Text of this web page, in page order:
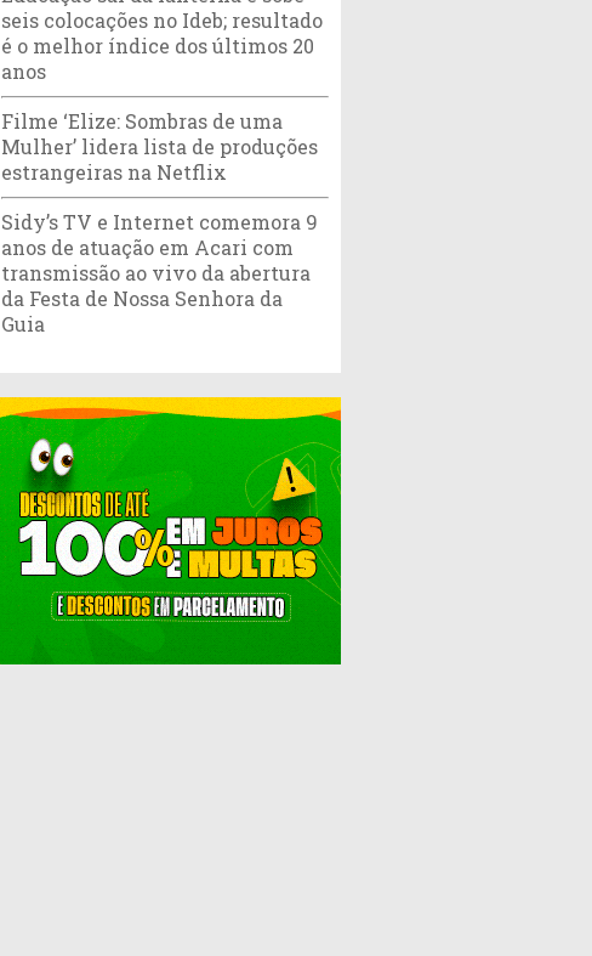
seis colocações no Ideb; resultado
é o melhor índice dos últimos 20
anos
Filme ‘Elize: Sombras de uma
Mulher’ lidera lista de produções
estrangeiras na Netflix
Sidy’s TV e Internet comemora 9
anos de atuação em Acari com
transmissão ao vivo da abertura
da Festa de Nossa Senhora da
Guia